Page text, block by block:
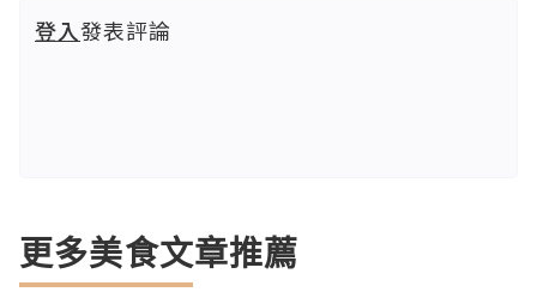
登入發表評論
更多美食文章推薦